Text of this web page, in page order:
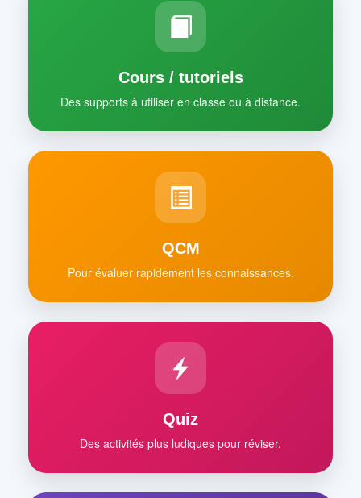
Cours / tutoriels
Des supports à utiliser en classe ou à distance.
QCM
Pour évaluer rapidement les connaissances.
Quiz
Des activités plus ludiques pour réviser.